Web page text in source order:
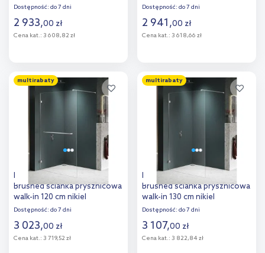
szczotkowany/szkło
Dostępność: do 7 dni
2 933,00 zł
Cena kat.: 3 608,82 zł
Dodaj do
szczotkowany/szkło
Dostępność: do 7 dni
2 941,00 zł
Cena kat.: 3 618,66 zł
Dodaj do
multirabaty
New Trendy Avexa Nickel
Brushed ścianka prysznicowa
walk-in 120 cm nikiel
szczotkowany/szkło
Dostępność: do 7 dni
3 023,00 zł
Cena kat.: 3 719,52 zł
multirabaty
New Trendy Avexa Nickel
Brushed ścianka prysznicowa
walk-in 130 cm nikiel
szczotkowany/szkło
Dostępność: do 7 dni
3 107,00 zł
Cena kat.: 3 822,84 zł